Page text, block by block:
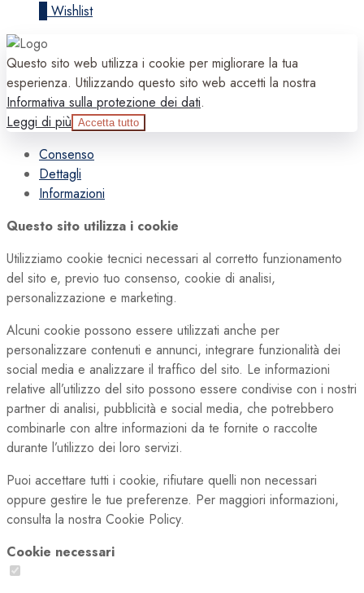
Wishlist
Questo sito web utilizza i cookie per migliorare la tua
esperienza. Utilizzando questo sito web accetti la nostra
Informativa sulla protezione dei dati.
Leggi di più Accetta tutto
Consenso
Dettagli
Informazioni
Questo sito utilizza i cookie
Utilizziamo cookie tecnici necessari al corretto funzionamento
del sito e, previo tuo consenso, cookie di analisi,
personalizzazione e marketing.
Alcuni cookie possono essere utilizzati anche per
personalizzare contenuti e annunci, integrare funzionalità dei
social media e analizzare il traffico del sito. Le informazioni
relative all’utilizzo del sito possono essere condivise con i nostri
partner di analisi, pubblicità e social media, che potrebbero
combinarle con altre informazioni da te fornite o raccolte
durante l’utilizzo dei loro servizi.
Puoi accettare tutti i cookie, rifiutare quelli non necessari
oppure gestire le tue preferenze. Per maggiori informazioni,
consulta la nostra Cookie Policy.
Cookie necessari